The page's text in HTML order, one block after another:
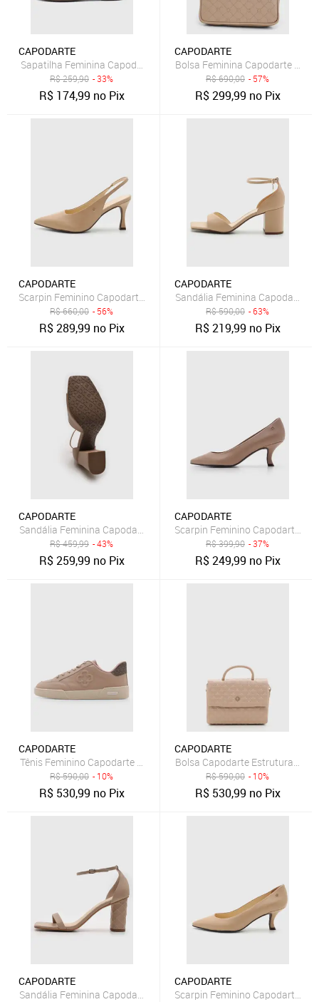
CAPODARTE
Sapatilha Feminina Capodarte Couro Laço Nude
R$259,90 - 33%
R$ 174,99 no Pix
CAPODARTE
Bolsa Feminina Capodarte
R$690,00 - 57%
R$299,99 no Pix
CAPODARTE
Scarpin Feminino Capodarte Slingback Nude
R$660,00 - 56%
R$289,99 no Pix
CAPODARTE
Sandália Feminina Capodarte
R$590,00 - 63%
R$219,99 no Pix
CAPODARTE
Sandália Feminina Capodarte Salto Bloco Bico Quadrado Nude
R$459,99 - 43%
R$259,99 no Pix
CAPODARTE
Scarpin Feminino Capodarte
R$399,90 - 37%
R$249,99 no Pix
CAPODARTE
Tênis Feminino Capodarte Cano Baixo Nude
R$590,00 - 10%
R$ 530,99 no Pix
CAPODARTE
Bolsa Capodarte Estruturada
R$590,00 - 10%
R$ 530,99 no Pix
CAPODARTE
Sandália Feminina Capodarte Salto Médio Bloco Matelassê Nude
CAPODARTE